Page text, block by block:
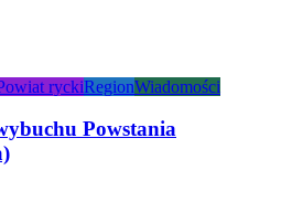
ryckiRegionWiadomości
Powstania